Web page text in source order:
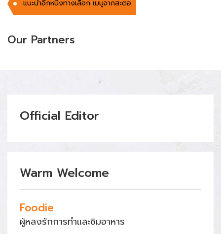
แนะนำอีกหนึ่งทางเลือก เมนูจากสะตอ
Our Partners
Official Editor
Warm Welcome
Foodie
ผู้หลงรักการทำและชิมอาหาร